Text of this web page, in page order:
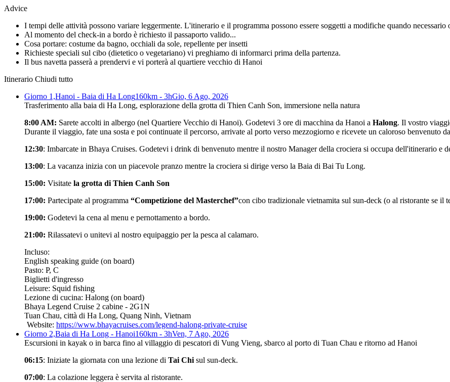
Advice
I tempi delle attività possono variare leggermente. L'itinerario e il programma possono essere soggetti a modifiche quando
Al momento del check-in a bordo è richiesto il passaporto valido...
Cosa portare: costume da bagno, occhiali da sole, repellente per insetti
Richieste speciali sul cibo (dietetico o vegetariano) vi preghiamo di informarci prima della partenza.
Il bus navetta passerà a prendervi e vi porterà al quartiere vecchio di Hanoi
Itinerario Chiudi tutto
Giorno 1,Hanoi - Baia di Ha Long160km - 3hGio, 6 Ago, 2026
Trasferimento alla baia di Ha Long, esplorazione della grotta di Thien Canh Son, immersione nella natura
8:00 AM: Sarete accolti in albergo (nel Quartiere Vecchio di Hanoi). Godetevi 3 ore di macchina da Hanoi a Halong. Il vostro
Durante il viaggio, fate una sosta e poi continuate il percorso, arrivate al porto verso mezzogiorno e ricevete un caloroso benvenuto
12:30: Imbarcate in Bhaya Cruises. Godetevi i drink di benvenuto mentre il nostro Manager della crociera si occupa dell'itinerario e
13:00: La vacanza inizia con un piacevole pranzo mentre la crociera si dirige verso la Baia di Bai Tu Long.
15:00: Visitate la grotta di Thien Canh Son
17:00: Partecipate al programma “Competizione del Masterchef”con cibo tradizionale vietnamita sul sun-deck (o al ristorante se il
19:00: Godetevi la cena al menu e pernottamento a bordo.
21:00: Rilassatevi o unitevi al nostro equipaggio per la pesca al calamaro.
Incluso:
English speaking guide (on board)
Pasto: P, C
Biglietti d'ingresso
Leisure: Squid fishing
Lezione di cucina: Halong (on board)
Bhaya Legend Cruise 2 cabine - 2G1N
Tuan Chau, città di Ha Long, Quang Ninh, Vietnam
Website: https://www.bhayacruises.com/legend-halong-private-cruise
Giorno 2,Baia di Ha Long - Hanoi160km - 3hVen, 7 Ago, 2026
Escursioni in kayak o in barca fino al villaggio di pescatori di Vung Vieng, sbarco al porto di Tuan Chau e ritorno ad Hanoi
06:15: Iniziate la giornata con una lezione di Tai Chi sul sun-deck.
07:00: La colazione leggera è servita al ristorante.